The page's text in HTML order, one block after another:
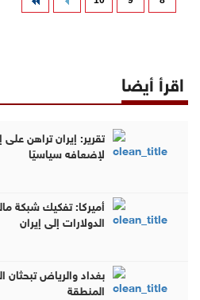
اقرأ أيضا
تقرير: إيران تراهن
لإضعافه سياسيًا
أميركا: تفكيك شبكة
الدولارات إلى إيران
بغداد والرياض
المنطقة